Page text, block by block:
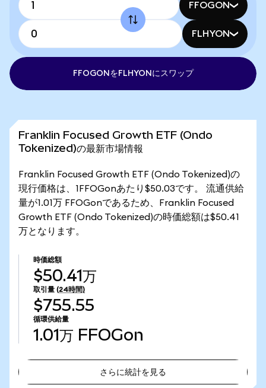
FFOGON
FLHYON
FFOGONをFLHYONにスワップ
Franklin Focused Growth ETF (Ondo
Tokenized)の最新市場情報
Franklin Focused Growth ETF (Ondo Tokenized)の
現行価格は、1FFOGonあたり$50.03です。 流通供給
量が1.01万 FFOGonであるため、Franklin Focused
Growth ETF (Ondo Tokenized)の時価総額は$50.41
万となります。
時価総額
$50.41万
取引量 (24時間)
$755.55
循環供給量
1.01万 FFOGon
さらに統計を見る